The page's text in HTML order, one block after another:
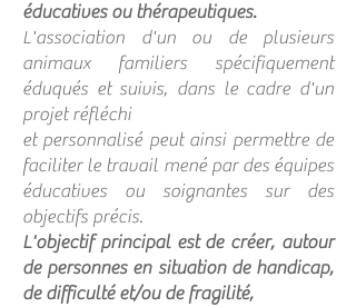
éducatives ou thérapeutiques.
L'association d'un ou de plusieurs
animaux familiers spécifiquement
éduqués et suivis, dans le cadre d'un
projet réfléchi
et personnalisé peut ainsi permettre de
faciliter le travail mené par des équipes
éducatives ou soignantes sur des
objectifs précis.
L'objectif principal est de créer, autour
de personnes en situation de handicap,
de difficulté et/ou de fragilité,